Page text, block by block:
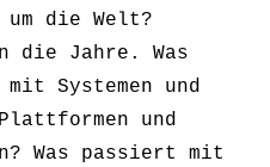
um die Welt?
die Jahre. Was
Systemen und
und
Was passiert mit